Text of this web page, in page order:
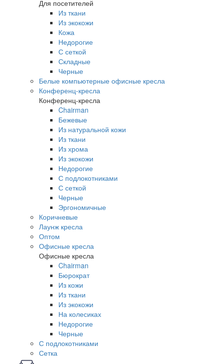
Для посетителей
Из ткани
Из экокожи
Кожа
Недорогие
С сеткой
Складные
Черные
Белые компьютерные офисные кресла
Конференц-кресла
Конференц-кресла
Chairman
Бежевые
Из натуральной кожи
Из ткани
Из хрома
Из экокожи
Недорогие
С подлокотниками
С сеткой
Черные
Эргономичные
Коричневые
Лаунж кресла
Оптом
Офисные кресла
Офисные кресла
Chairman
Бюрократ
Из кожи
Из ткани
Из экокожи
На колесиках
Недорогие
Черные
С подлокотниками
Сетка